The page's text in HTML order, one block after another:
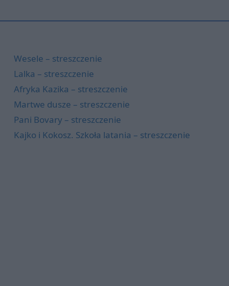
Wesele – streszczenie
Lalka – streszczenie
Afryka Kazika – streszczenie
Martwe dusze – streszczenie
Pani Bovary – streszczenie
Kajko i Kokosz. Szkoła latania – streszczenie